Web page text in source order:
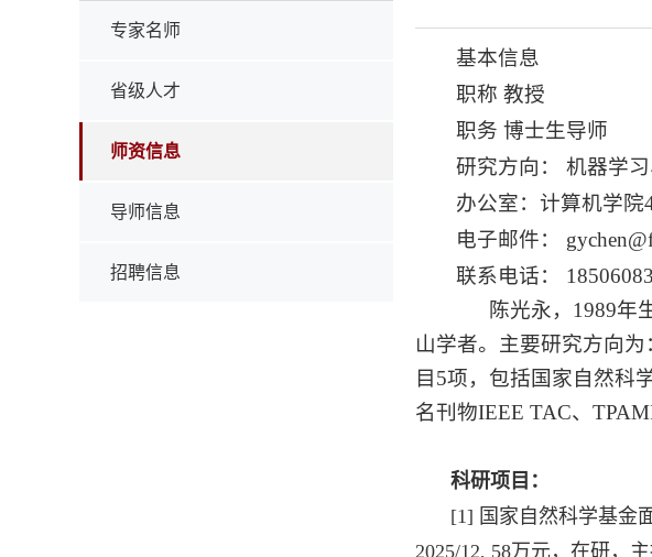
专家名师
省级人才
师资信息
导师信息
招聘信息
基本信息
职称 教授
职务 博士生导师
研究方向： 机器学
办公室：计算机学院
电子邮件：
联系电话：
陈光永，1989年生
山学者。主要研究方向为
目5项，包括国家自然科
名刊物IEEE TAC、
科研项目：
[1] 国家自然科学基金
2025/12, 58万元，在研，主